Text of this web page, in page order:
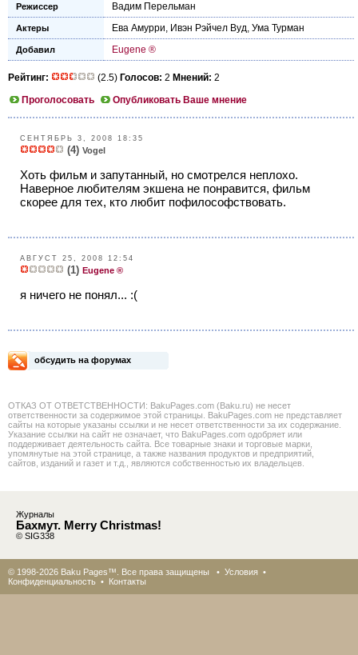
Режиссер Вадим Перельман
Актеры Ева Амурри, Ивэн Рэйчел Вуд, Ума Турман
Добавил Eugene ®
Рейтинг: (2.5) Голосов: 2 Мнений: 2
Проголосовать
Опубликовать Ваше мнение
СЕНТЯБРЬ 3, 2008 18:35
(4) Vogel
Хоть фильм и запутанный, но смотрелся неплохо.
Наверное любителям экшена не понравится, фильм
скорее для тех, кто любит пофилософствовать.
АВГУСТ 25, 2008 12:54
(1) Eugene ®
я ничего не понял... :(
обсудить на форумах
ОТКАЗ ОТ ОТВЕТСТВЕННОСТИ: BakuPages.com (Baku.ru) не несет
ответственности за содержимое этой страницы. BakuPages.com не представляет
сайты на которые указаны ссылки и не несет ответственности за их содержание.
Указание ссылки на сайт не означает, что BakuPages.com одобряет или
поддерживает деятельность сайта. Все товарные знаки и торговые марки,
упомянутые на этой странице, а также названия продуктов и предприятий,
сайтов, изданий и газет и т.д., являются собственностью их владельцев.
Журналы
Бахмут. Merry Christmas!
© SIG338
© 1998-2026 Baku Pages™. Все права защищены • Условия •
Конфиденциальность • Контакты